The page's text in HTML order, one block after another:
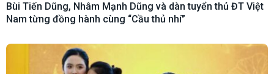
Bùi Tiến Dũng, Nhâm Mạnh Dũng và dàn tuyển thủ ĐT Việt
Nam từng đồng hành cùng “Cầu thủ nhí”